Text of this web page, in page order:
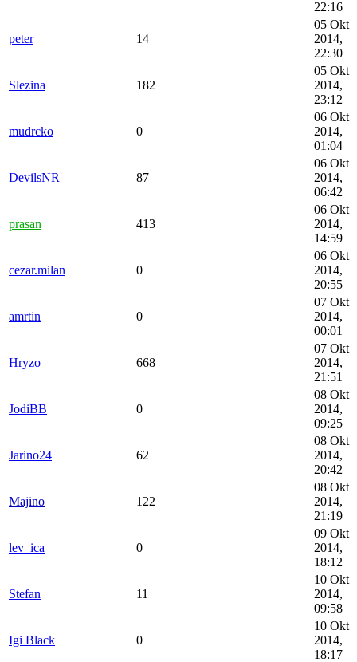
22:16
peter 14
05 Okt
2014,
22:30
Slezina 182
05 Okt
2014,
23:12
mudrcko 0
06 Okt
2014,
01:04
DevilsNR 87
06 Okt
2014,
06:42
prasan 413
06 Okt
2014,
14:59
cezar.milan 0
06 Okt
2014,
20:55
amrtin 0
07 Okt
2014,
00:01
Hryzo 668
07 Okt
2014,
21:51
JodiBB 0
08 Okt
2014,
09:25
Jarino24 62
08 Okt
2014,
20:42
Majino 122
08 Okt
2014,
21:19
lev_ica 0
09 Okt
2014,
18:12
Stefan 11
10 Okt
2014,
09:58
Igi Black 0
10 Okt
2014,
18:17